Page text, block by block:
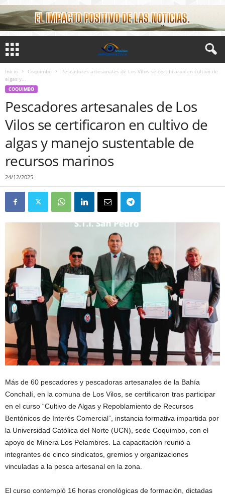
Inicio Coquimbo
Pescadores artesanales de Los Vilos se certificaron en cultivo de
algas y...
COQUIMBO
Pescadores artesanales de Los
Vilos se certificaron en cultivo de
algas y manejo sustentable de
recursos marinos
24/12/2025
Más de 60 pescadores y pescadoras artesanales de la Bahía
Conchalí, en la comuna de Los Vilos, se certificaron tras participar
en el curso “Cultivo de Algas y Repoblamiento de Recursos
Bentónicos de Interés Comercial”, instancia formativa impartida por
la Universidad Católica del Norte (UCN), sede Coquimbo, con el
apoyo de Minera Los Pelambres. La capacitación reunió a
integrantes de cinco sindicatos, gremios y organizaciones
vinculadas a la pesca artesanal en la zona.
El curso contempló 16 horas cronológicas de formación, dictadas